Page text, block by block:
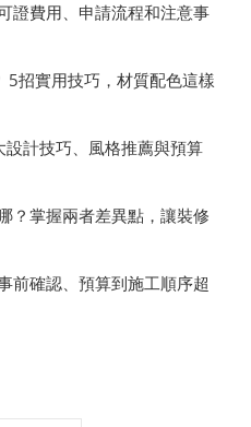
證費用、申請流程和注意事
5招實用技巧，材質配色這樣
計技巧、風格推薦與預算
？掌握兩者差異點，讓裝修
前確認、預算到施工順序超